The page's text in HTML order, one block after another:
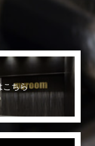
こちら